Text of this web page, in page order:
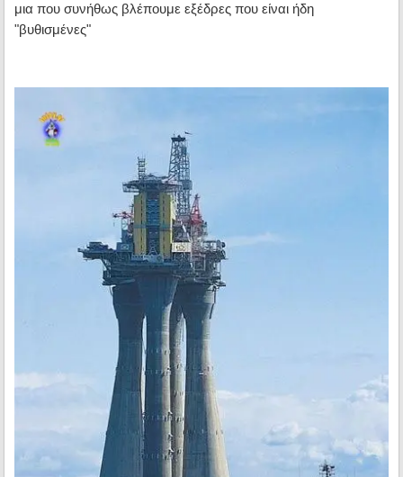
μια που συνήθως βλέπουμε εξέδρες που είναι ήδη
"βυθισμένες"